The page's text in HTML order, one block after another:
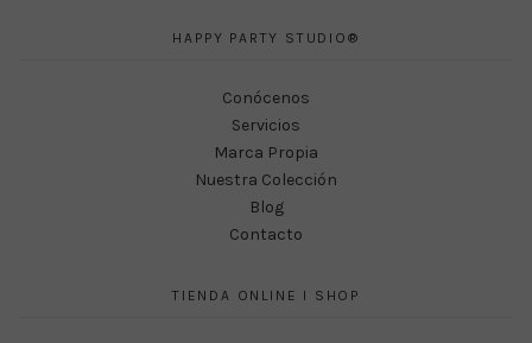
HAPPY PARTY STUDIO®
Conócenos
Servicios
Marca Propia
Nuestra Colección
Blog
Contacto
TIENDA ONLINE I SHOP